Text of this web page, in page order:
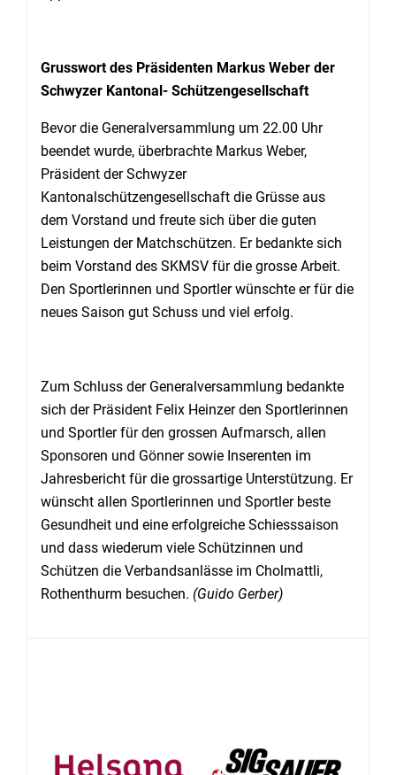
Grusswort des Präsidenten Markus Weber der
Schwyzer Kantonal- Schützengesellschaft
Bevor die Generalversammlung um 22.00 Uhr
beendet wurde, überbrachte Markus Weber,
Präsident der Schwyzer
Kantonalschützengesellschaft die Grüsse aus
dem Vorstand und freute sich über die guten
Leistungen der Matchschützen. Er bedankte sich
beim Vorstand des SKMSV für die grosse Arbeit.
Den Sportlerinnen und Sportler wünschte er für die
neues Saison gut Schuss und viel erfolg.
Zum Schluss der Generalversammlung bedankte
sich der Präsident Felix Heinzer den Sportlerinnen
und Sportler für den grossen Aufmarsch, allen
Sponsoren und Gönner sowie Inserenten im
Jahresbericht für die grossartige Unterstützung. Er
wünscht allen Sportlerinnen und Sportler beste
Gesundheit und eine erfolgreiche Schiesssaison
und dass wiederum viele Schützinnen und
Schützen die Verbandsanlässe im Cholmattli,
Rothenthurm besuchen. (Guido Gerber)